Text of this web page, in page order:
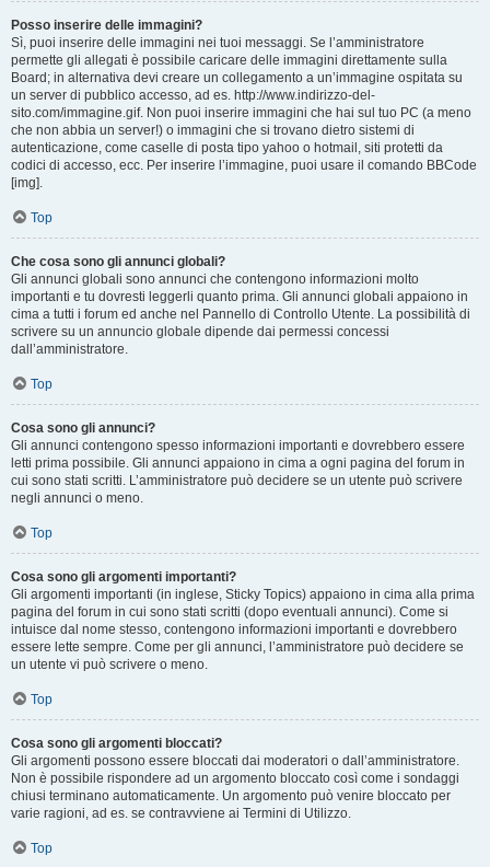
Posso inserire delle immagini?
Sì, puoi inserire delle immagini nei tuoi messaggi. Se l’amministratore
permette gli allegati è possibile caricare delle immagini direttamente sulla
Board; in alternativa devi creare un collegamento a un’immagine ospitata su
un server di pubblico accesso, ad es. http://www.indirizzo-del-
sito.com/immagine.gif. Non puoi inserire immagini che hai sul tuo PC (a meno
che non abbia un server!) o immagini che si trovano dietro sistemi di
autenticazione, come caselle di posta tipo yahoo o hotmail, siti protetti da
codici di accesso, ecc. Per inserire l’immagine, puoi usare il comando BBCode
[img].
Top
Che cosa sono gli annunci globali?
Gli annunci globali sono annunci che contengono informazioni molto
importanti e tu dovresti leggerli quanto prima. Gli annunci globali appaiono in
cima a tutti i forum ed anche nel Pannello di Controllo Utente. La possibilità di
scrivere su un annuncio globale dipende dai permessi concessi
dall’amministratore.
Top
Cosa sono gli annunci?
Gli annunci contengono spesso informazioni importanti e dovrebbero essere
letti prima possibile. Gli annunci appaiono in cima a ogni pagina del forum in
cui sono stati scritti. L’amministratore può decidere se un utente può scrivere
negli annunci o meno.
Top
Cosa sono gli argomenti importanti?
Gli argomenti importanti (in inglese, Sticky Topics) appaiono in cima alla prima
pagina del forum in cui sono stati scritti (dopo eventuali annunci). Come si
intuisce dal nome stesso, contengono informazioni importanti e dovrebbero
essere lette sempre. Come per gli annunci, l’amministratore può decidere se
un utente vi può scrivere o meno.
Top
Cosa sono gli argomenti bloccati?
Gli argomenti possono essere bloccati dai moderatori o dall’amministratore.
Non è possibile rispondere ad un argomento bloccato così come i sondaggi
chiusi terminano automaticamente. Un argomento può venire bloccato per
varie ragioni, ad es. se contravviene ai Termini di Utilizzo.
Top